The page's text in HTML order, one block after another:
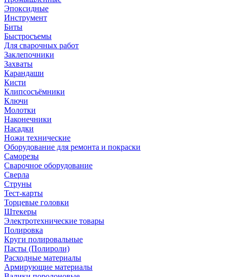
Эпоксидные
Инструмент
Биты
Быстросъемы
Для сварочных работ
Заклепочники
Захваты
Карандаши
Кисти
Клипсосъёмники
Ключи
Молотки
Наконечники
Насадки
Ножи технические
Оборудование для ремонта и покраски
Саморезы
Сварочное оборудование
Сверла
Струны
Тест-карты
Торцевые головки
Штекеры
Электротехнические товары
Полировка
Круги полировальные
Пасты (Полироли)
Расходные материалы
Армирующие материалы